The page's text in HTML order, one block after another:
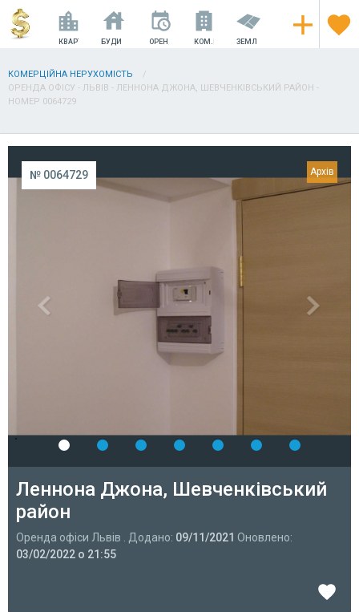
КВАРТИРИ БУДИНКИ ОРЕНДА КОМ.НЕРУХОМІСТЬ
ЗЕМЛЯ
КОМЕРЦІЙНА НЕРУХОМІСТЬ
ОРЕНДА ОФІСУ - ЛЬВІВ - ЛЕННОНА ДЖОНА, ШЕВЧЕНКІВСЬКИЙ РАЙОН -
НОМЕР 0064729
№ 0064729
Леннона Джона, Шевченківський
район
Оренда офіси Львів . Додано: 09/11/2021 Оновлено:
03/02/2022 о 21:55